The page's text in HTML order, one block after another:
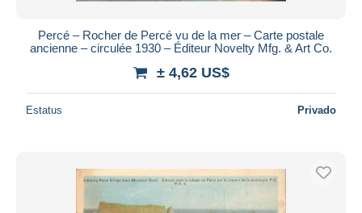
Percé – Rocher de Percé vu de la mer – Carte postale
ancienne – circulée 1930 – Éditeur Novelty Mfg. & Art Co.
± 4,62 US$
Estatus Privado